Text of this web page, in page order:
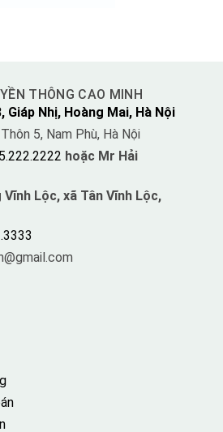
THÔNG CAO MINH
Giáp Nhị, Hoàng Mai, Hà Nội
5, Nam Phù, Hà Nội
hoặc Mr Hải
Lộc, xã Tân Vĩnh Lộc,